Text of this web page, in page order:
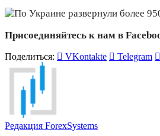
Присоединяйтесь к нам в
Поделиться: VKontakte Telegram
Редакция ForexSystems